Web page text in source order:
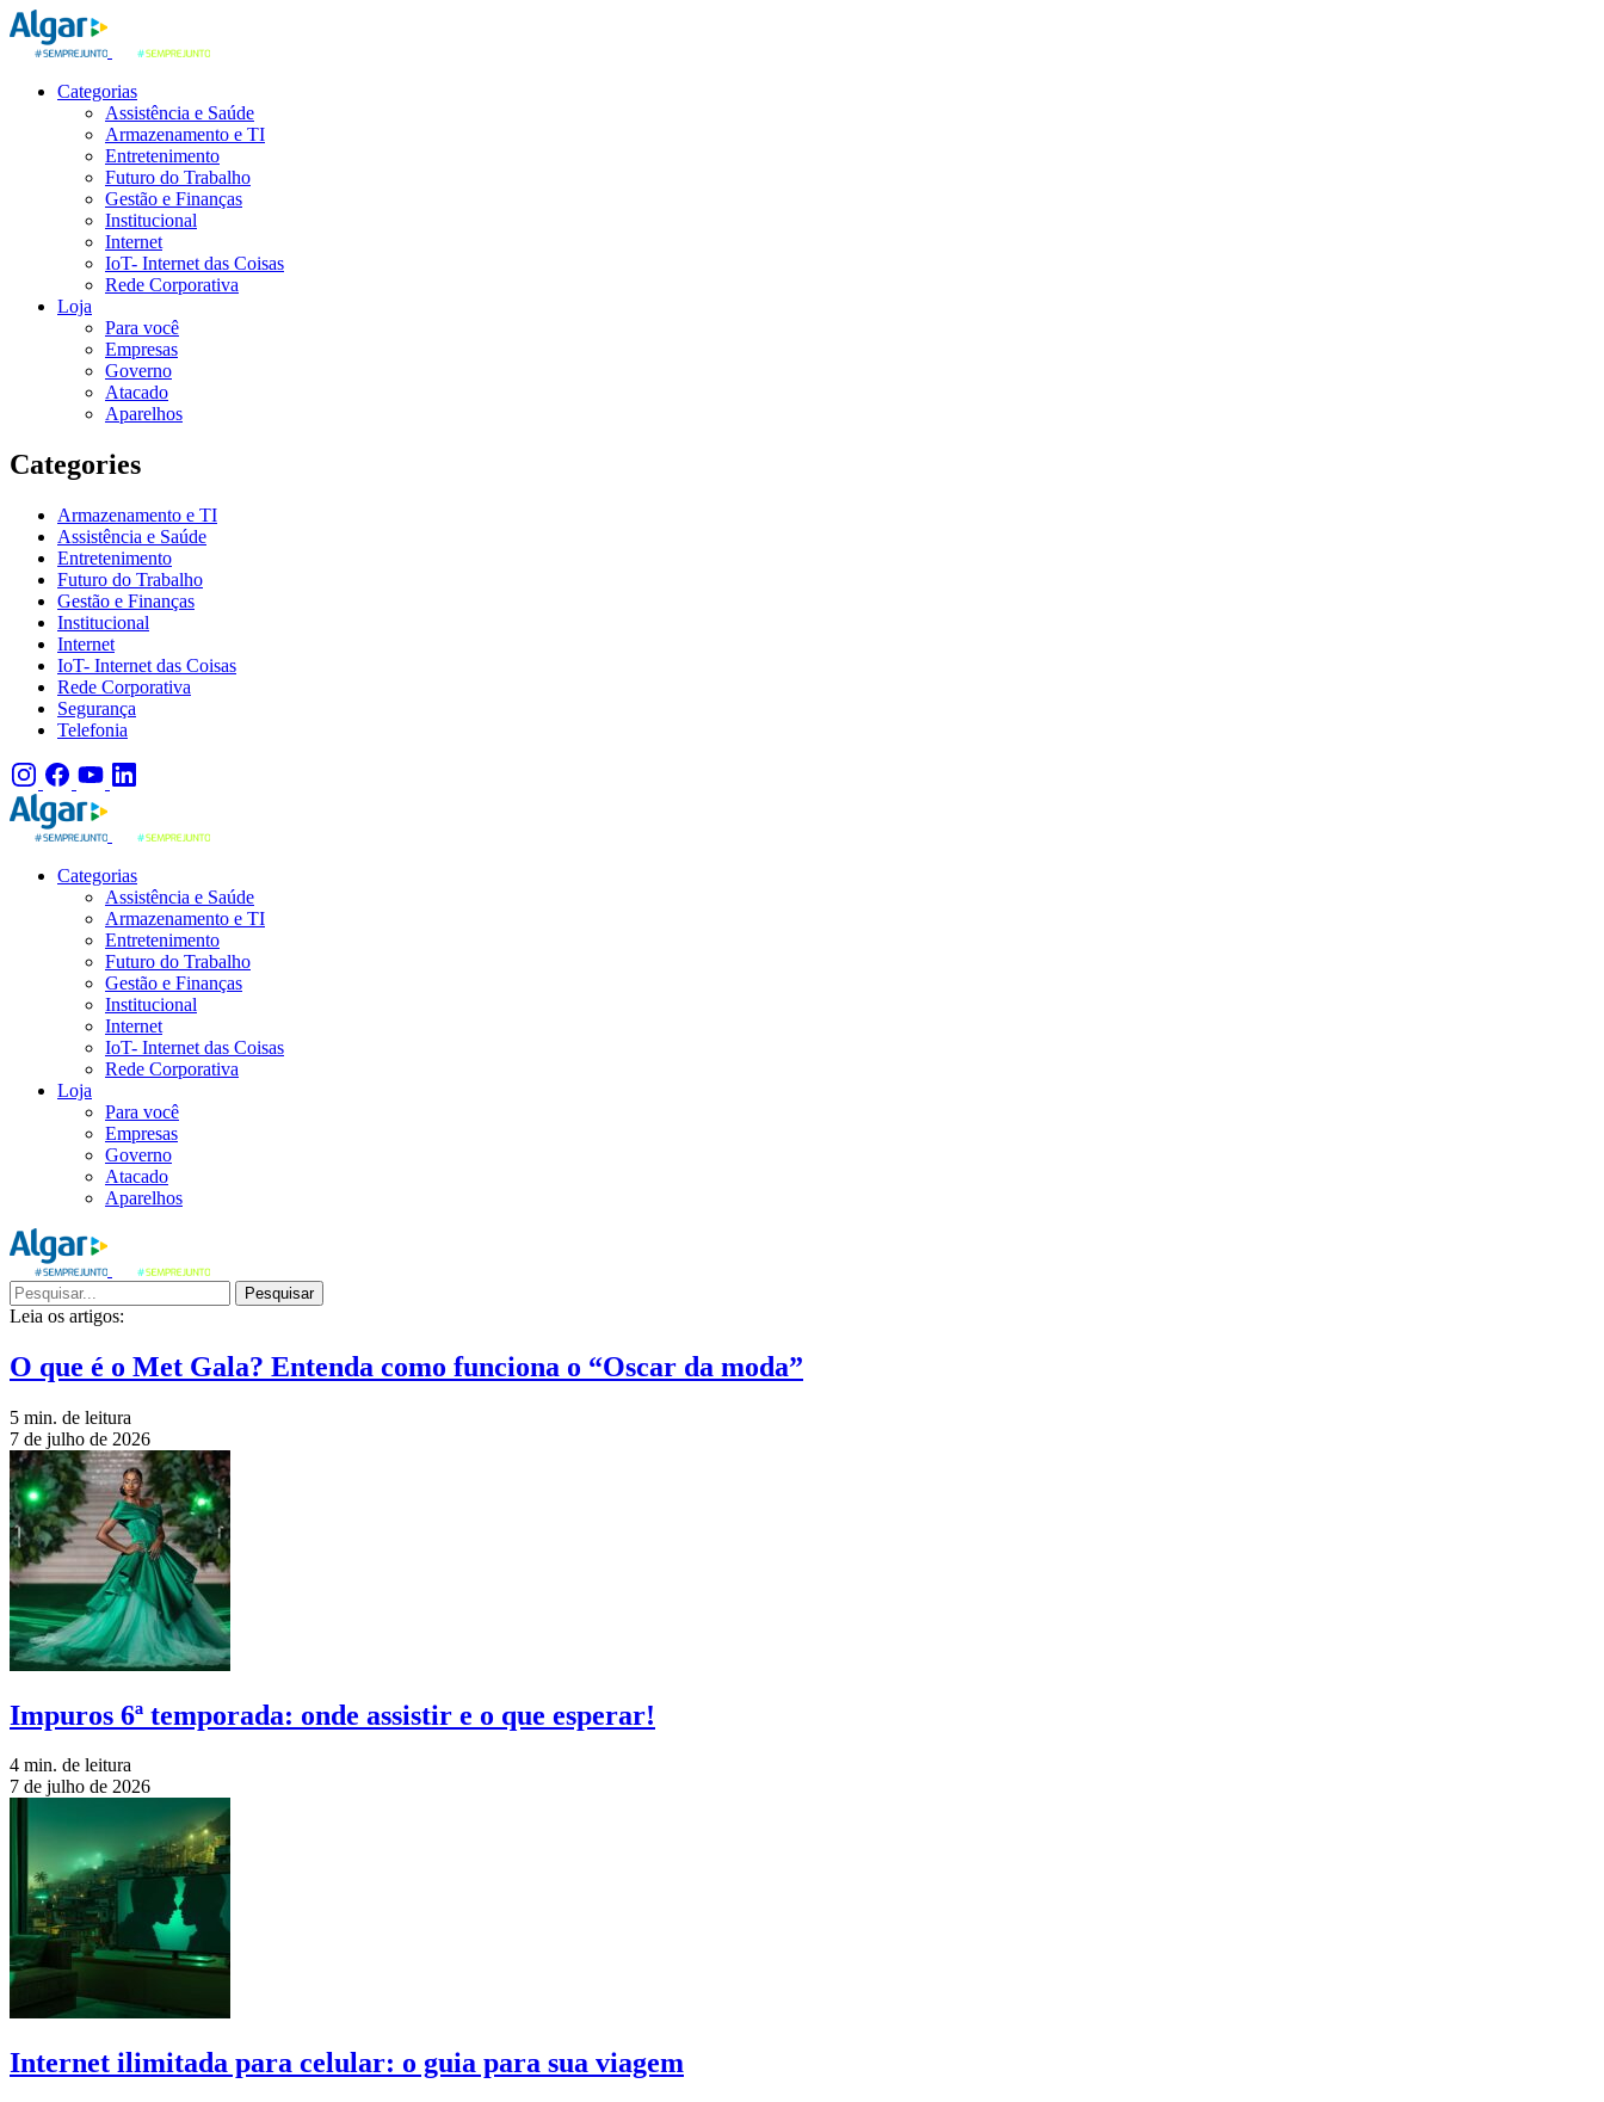
Categorias
Assistência e Saúde
Armazenamento e TI
Entretenimento
Futuro do Trabalho
Gestão e Finanças
Institucional
Internet
IoT- Internet das Coisas
Rede Corporativa
Loja
Para você
Empresas
Governo
Atacado
Aparelhos
Categories
Armazenamento e TI
Assistência e Saúde
Entretenimento
Futuro do Trabalho
Gestão e Finanças
Institucional
Internet
IoT- Internet das Coisas
Rede Corporativa
Segurança
Telefonia
Categorias
Assistência e Saúde
Armazenamento e TI
Entretenimento
Futuro do Trabalho
Gestão e Finanças
Institucional
Internet
IoT- Internet das Coisas
Rede Corporativa
Loja
Para você
Empresas
Governo
Atacado
Aparelhos
Pesquisar
Leia os artigos:
O que é o Met Gala? Entenda como funciona o “Oscar da moda”
5 min. de leitura
7 de julho de 2026
Impuros 6ª temporada: onde assistir e o que esperar!
4 min. de leitura
7 de julho de 2026
Internet ilimitada para celular: o guia para sua viagem